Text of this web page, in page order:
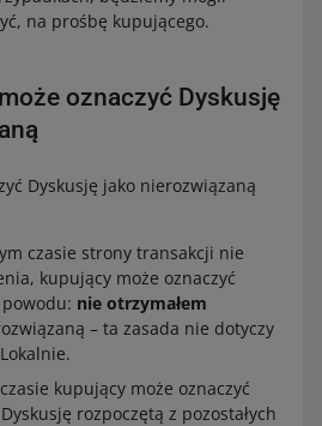
na prośbę kupującego.
oznaczyć Dyskusję
Dyskusję jako nierozwiązaną
czasie strony transakcji nie
kupujący może oznaczyć
nie otrzymałem
– ta zasada nie dotyczy
kupujący może oznaczyć
rozpoczętą z pozostałych